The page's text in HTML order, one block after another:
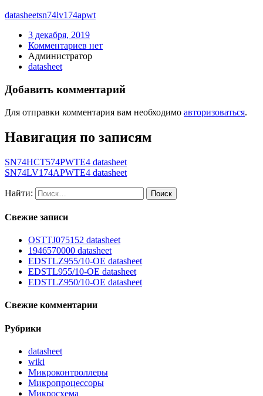
datasheetsn74lv174apwt
3 декабря, 2019
Комментариев нет
Администратор
datasheet
Добавить комментарий
Для отправки комментария вам необходимо авторизоваться.
Навигация по записям
SN74HCT574PWTE4 datasheet
SN74LV174APWTE4 datasheet
Найти:
Свежие записи
OSTTJ075152 datasheet
1946570000 datasheet
EDSTLZ955/10-OE datasheet
EDSTL955/10-OE datasheet
EDSTLZ950/10-OE datasheet
Свежие комментарии
Рубрики
datasheet
wiki
Микроконтроллеры
Микропроцессоры
Микросхема